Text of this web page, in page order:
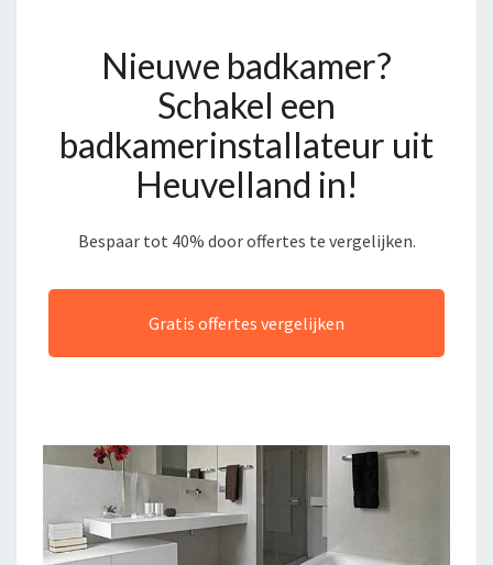
Nieuwe badkamer?
Schakel een
badkamerinstallateur uit
Heuvelland in!
Bespaar tot 40% door offertes te vergelijken.
Gratis offertes vergelijken